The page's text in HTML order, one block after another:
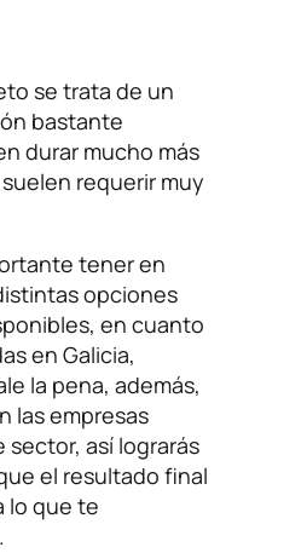
se trata de un
bastante
durar mucho más
requerir muy
tener en
opciones
en cuanto
en Galicia,
la pena, además,
las empresas
así lograrás
el resultado final
lo que te